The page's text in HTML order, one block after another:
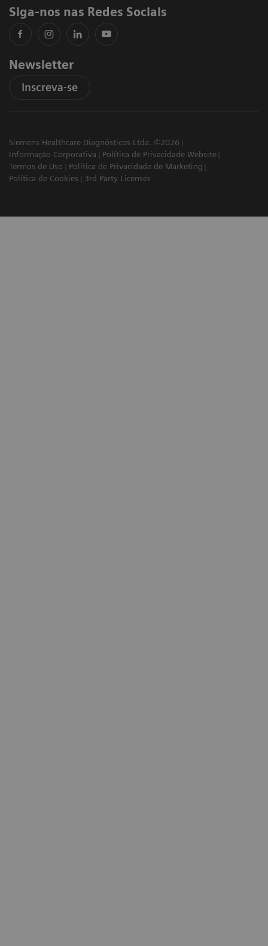
Siga-nos nas Redes Sociais
Newsletter
Inscreva-se
Siemens Healthcare Diagnósticos Ltda. ©2026
Informação Corporativa
Política de Privacidade Website
Termos de Uso
Política de Privacidade de Marketing
Política de Cookies
3rd Party Licenses